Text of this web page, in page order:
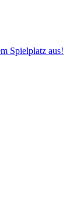
Spielplatz aus!